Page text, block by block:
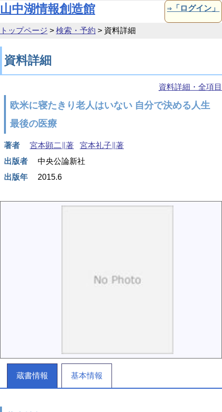
本文へ移動
山中湖情報創造館 ⇒「ログイン」
トップページ > 検索・予約 > 資料詳細
資料詳細
資料詳細・全項目
欧米に寝たきり老人はいない 自分で決める人生
最後の医療
著者 宮本顕二∥著
宮本礼子∥著
出版者
中央公論新社
出版年
2015.6
蔵書情報 基本情報